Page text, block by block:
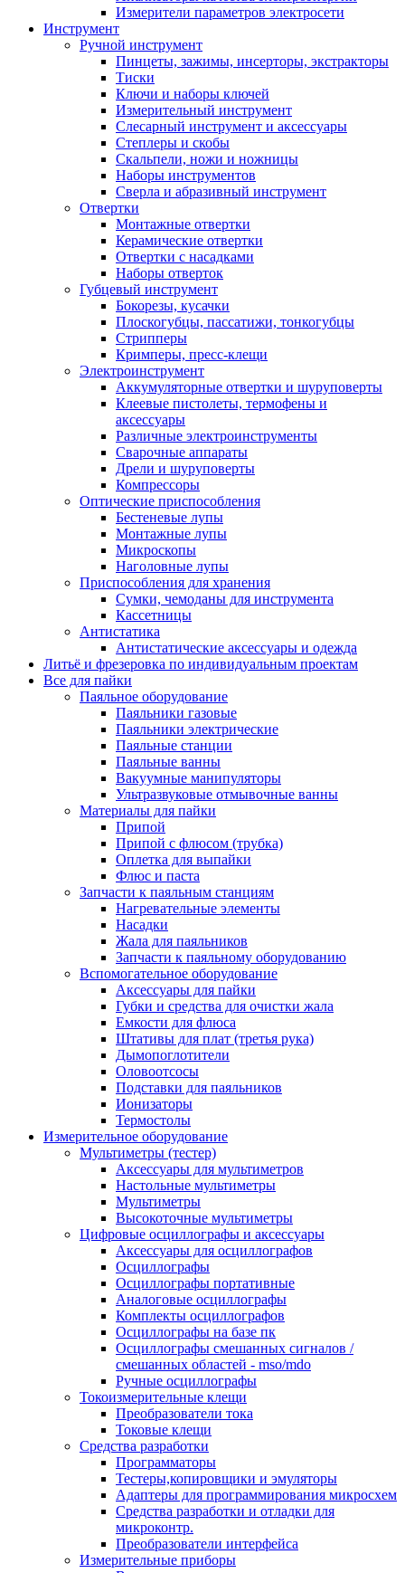
Измерители параметров электросети
Инструмент
Ручной инструмент
Пинцеты, зажимы, инсерторы, экстракторы
Тиски
Ключи и наборы ключей
Измерительный инструмент
Слесарный инструмент и аксессуары
Степлеры и скобы
Скальпели, ножи и ножницы
Наборы инструментов
Сверла и абразивный инструмент
Отвертки
Монтажные отвертки
Керамические отвертки
Отвертки с насадками
Наборы отверток
Губцевый инструмент
Бокорезы, кусачки
Плоскогубцы, пассатижи, тонкогубцы
Стрипперы
Кримперы, пресс-клещи
Электроинструмент
Аккумуляторные отвертки и шуруповерты
Клеевые пистолеты, термофены и
аксессуары
Различные электроинструменты
Сварочные аппараты
Дрели и шуруповерты
Компрессоры
Оптические приспособления
Бестеневые лупы
Монтажные лупы
Микроскопы
Наголовные лупы
Приспособления для хранения
Сумки, чемоданы для инструмента
Кассетницы
Антистатика
Антистатические аксессуары и одежда
Литьё и фрезеровка по индивидуальным проектам
Все для пайки
Паяльное оборудование
Паяльники газовые
Паяльники электрические
Паяльные станции
Паяльные ванны
Вакуумные манипуляторы
Ультразвуковые отмывочные ванны
Материалы для пайки
Припой
Припой с флюсом (трубка)
Оплетка для выпайки
Флюс и паста
Запчасти к паяльным станциям
Нагревательные элементы
Насадки
Жала для паяльников
Запчасти к паяльному оборудованию
Вспомогательное оборудование
Аксессуары для пайки
Губки и средства для очистки жала
Емкости для флюса
Штативы для плат (третья рука)
Дымопоглотители
Оловоотсосы
Подставки для паяльников
Ионизаторы
Термостолы
Измерительное оборудование
Мультиметры (тестер)
Аксессуары для мультиметров
Настольные мультиметры
Мультиметры
Высокоточные мультиметры
Цифровые осциллографы и аксессуары
Аксессуары для осциллографов
Осциллографы
Осциллографы портативные
Аналоговые осциллографы
Комплекты осциллографов
Осциллографы на базе пк
Осциллографы смешанных сигналов /
смешанных областей - mso/mdo
Ручные осциллографы
Токоизмерительные клещи
Преобразователи тока
Токовые клещи
Средства разработки
Программаторы
Тестеры,копировщики и эмуляторы
Адаптеры для программирования микросхем
Cредства разработки и отладки для
микроконтр.
Преобразователи интерфейса
Измерительные приборы